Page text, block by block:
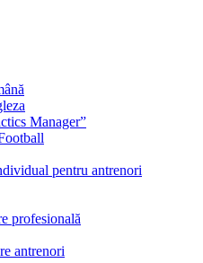
Manager”
pentru antrenori
profesională
antrenori